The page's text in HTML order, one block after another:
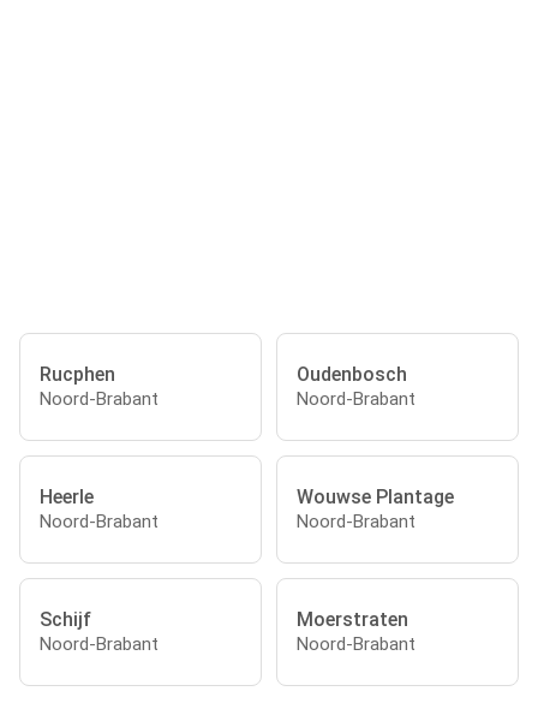
Rucphen
Noord-Brabant
Oudenbosch
Noord-Brabant
Heerle
Noord-Brabant
Wouwse Plantage
Noord-Brabant
Schijf
Noord-Brabant
Moerstraten
Noord-Brabant